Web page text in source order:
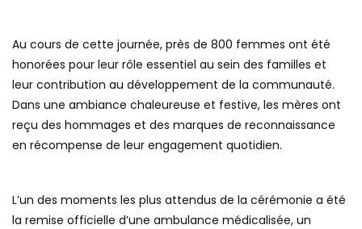
Au cours de cette journée, près de 800 femmes ont été
honorées pour leur rôle essentiel au sein des familles et
leur contribution au développement de la communauté.
Dans une ambiance chaleureuse et festive, les mères ont
reçu des hommages et des marques de reconnaissance
en récompense de leur engagement quotidien.
L’un des moments les plus attendus de la cérémonie a été
la remise officielle d’une ambulance médicalisée, un